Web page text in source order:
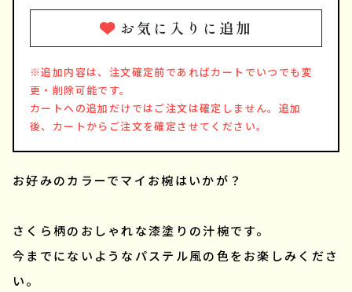
お気に入りに追加
※追加内容は、注文確定前であればカートでいつでも変
更・削除可能です。
カートへの追加だけではご注文は確定しません。追加
後、カートからご注文を確定させてください。
お好みのカラーでマイお椀はいかが？
さくら柄のおしゃれな漆塗りの汁椀です。
今までにないようなパステル風の色をお楽しみくださ
い。